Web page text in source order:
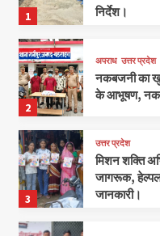
1
निर्देश।
2
अपराध उत्तर प्रदेश
नकबजनी का
के आभूषण,
3
उत्तर प्रदेश
मिशन शक्ति
जागरूक,
जानकारी।